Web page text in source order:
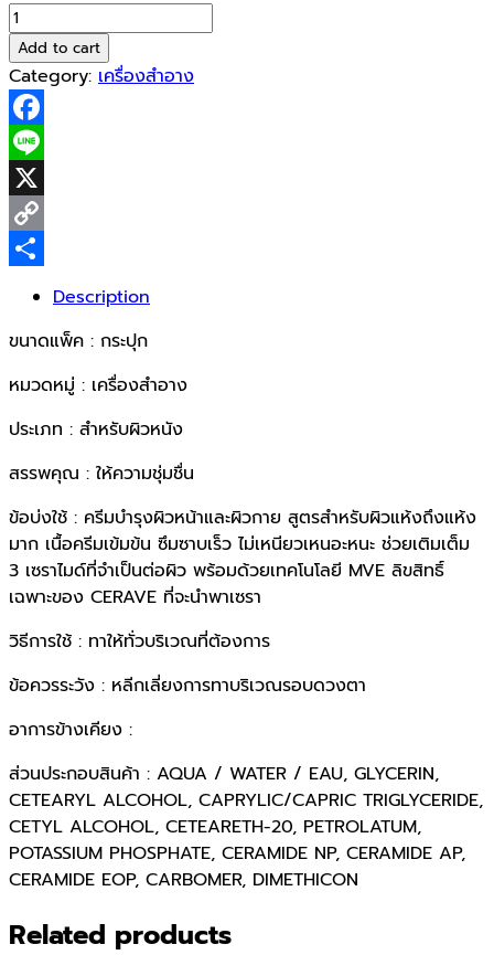
CERAVE
Moisturising
Cream
16oz(454g)
quantity
Add to cart
Category: เครื่องสำอาง
Facebook
Line
X
Copy
ShareDescription
ขนาดแพ็ค : กระปุก
หมวดหมู่ : เครื่องสำอาง
ประเภท : สำหรับผิวหนัง
สรรพคุณ : ให้ความชุ่มชื่น
ข้อบ่งใช้ : ครีมบำรุงผิวหน้าและผิวกาย สูตรสำหรับผิวแห้งถึงแห้ง
มาก เนื้อครีมเข้มข้น ซึมซาบเร็ว ไม่เหนียวเหนอะหนะ ช่วยเติมเต็ม
3 เซราไมด์ที่จำเป็นต่อผิว พร้อมด้วยเทคโนโลยี MVE ลิขสิทธิ์
เฉพาะของ CERAVE ที่จะนำพาเซรา
วิธีการใช้ : ทาให้ทั่วบริเวณที่ต้องการ
ข้อควรระวัง : หลีกเลี่ยงการทาบริเวณรอบดวงตา
อาการข้างเคียง :
ส่วนประกอบสินค้า : AQUA / WATER / EAU, GLYCERIN,
CETEARYL ALCOHOL, CAPRYLIC/CAPRIC TRIGLYCERIDE,
CETYL ALCOHOL, CETEARETH-20, PETROLATUM,
POTASSIUM PHOSPHATE, CERAMIDE NP, CERAMIDE AP,
CERAMIDE EOP, CARBOMER, DIMETHICON
Related products